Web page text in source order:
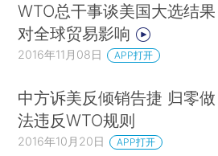
WTO总干事谈美国大选结果
对全球贸易影响
2016年11月08日 APP打开
中方诉美反倾销告捷 归零做
法违反WTO规则
2016年10月20日 APP打开